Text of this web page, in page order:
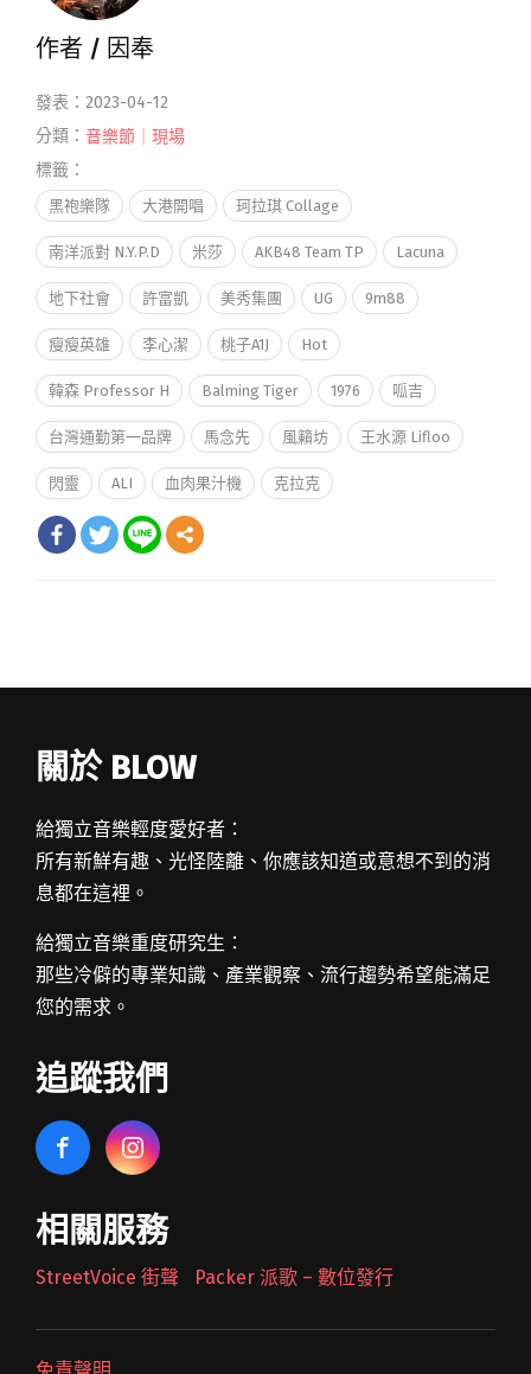
作者 / 因奉
發表：2023-04-12
分類： 音樂節｜現場
標籤：
黑袍樂隊 大港開唱 珂拉琪 Collage
南洋派對 N.Y.P.D 米莎 AKB48 Team TP Lacuna
地下社會 許富凱 美秀集團 UG 9m88
瘦瘦英雄 李心潔 桃子A1J Hot
韓森 Professor H Balming Tiger 1976 呱吉
台灣通勤第一品牌 馬念先 風籟坊 王水源 Lifloo
閃靈 ALI 血肉果汁機 克拉克
關於 BLOW
給獨立音樂輕度愛好者：
所有新鮮有趣、光怪陸離、你應該知道或意想不到的消
息都在這裡。
給獨立音樂重度研究生：
那些冷僻的專業知識、產業觀察、流行趨勢希望能滿足
您的需求。
追蹤我們
相關服務
StreetVoice 街聲 Packer 派歌 – 數位發行